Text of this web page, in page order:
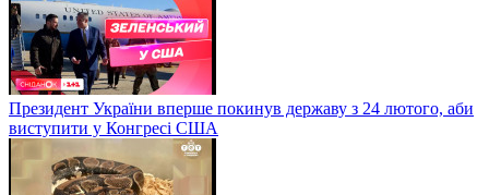
Президент України вперше покинув державу з 24 лютого, аби
виступити у Конгресі США